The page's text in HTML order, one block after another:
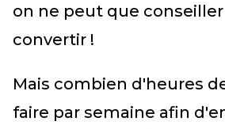
on ne peut que conseiller
convertir !
Mais combien d'heures
faire par semaine afin